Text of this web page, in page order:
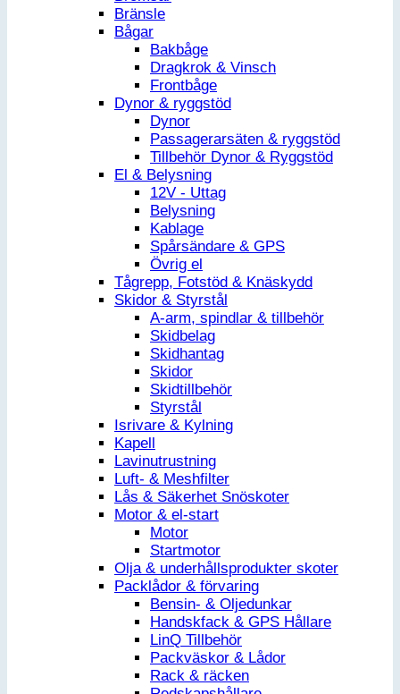
Bränsle
Bågar
Bakbåge
Dragkrok & Vinsch
Frontbåge
Dynor & ryggstöd
Dynor
Passagerarsäten & ryggstöd
Tillbehör Dynor & Ryggstöd
El & Belysning
12V - Uttag
Belysning
Kablage
Spårsändare & GPS
Övrig el
Tågrepp, Fotstöd & Knäskydd
Skidor & Styrstål
A-arm, spindlar & tillbehör
Skidbelag
Skidhantag
Skidor
Skidtillbehör
Styrstål
Isrivare & Kylning
Kapell
Lavinutrustning
Luft- & Meshfilter
Lås & Säkerhet Snöskoter
Motor & el-start
Motor
Startmotor
Olja & underhållsprodukter skoter
Packlådor & förvaring
Bensin- & Oljedunkar
Handskfack & GPS Hållare
LinQ Tillbehör
Packväskor & Lådor
Rack & räcken